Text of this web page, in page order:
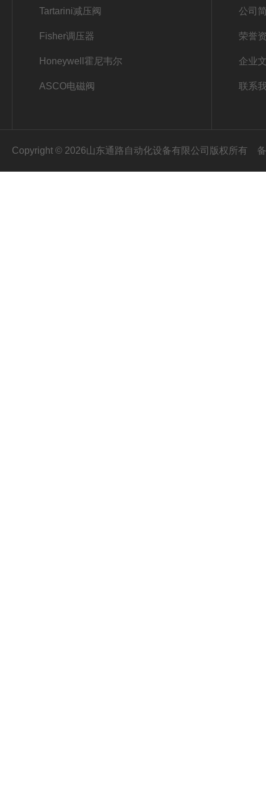
Tartarini减压阀
Fisher调压器
Honeywell霍尼韦尔
ASCO电磁阀
公司
荣誉
企业
联系
Copyright © 2026山东通路自动化设备有限公司版权所有